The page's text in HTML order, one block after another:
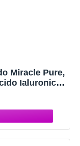
Miracle Pure,
Ialuronico,